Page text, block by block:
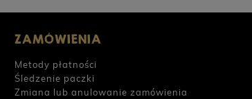
ZAMÓWIENIA
Metody płatności
Śledzenie paczki
Zmiana lub anulowanie zamówienia